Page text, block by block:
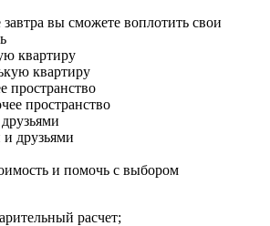
вы сможете воплотить свои
квартиру
пространство
и помочь с выбором
расчет;